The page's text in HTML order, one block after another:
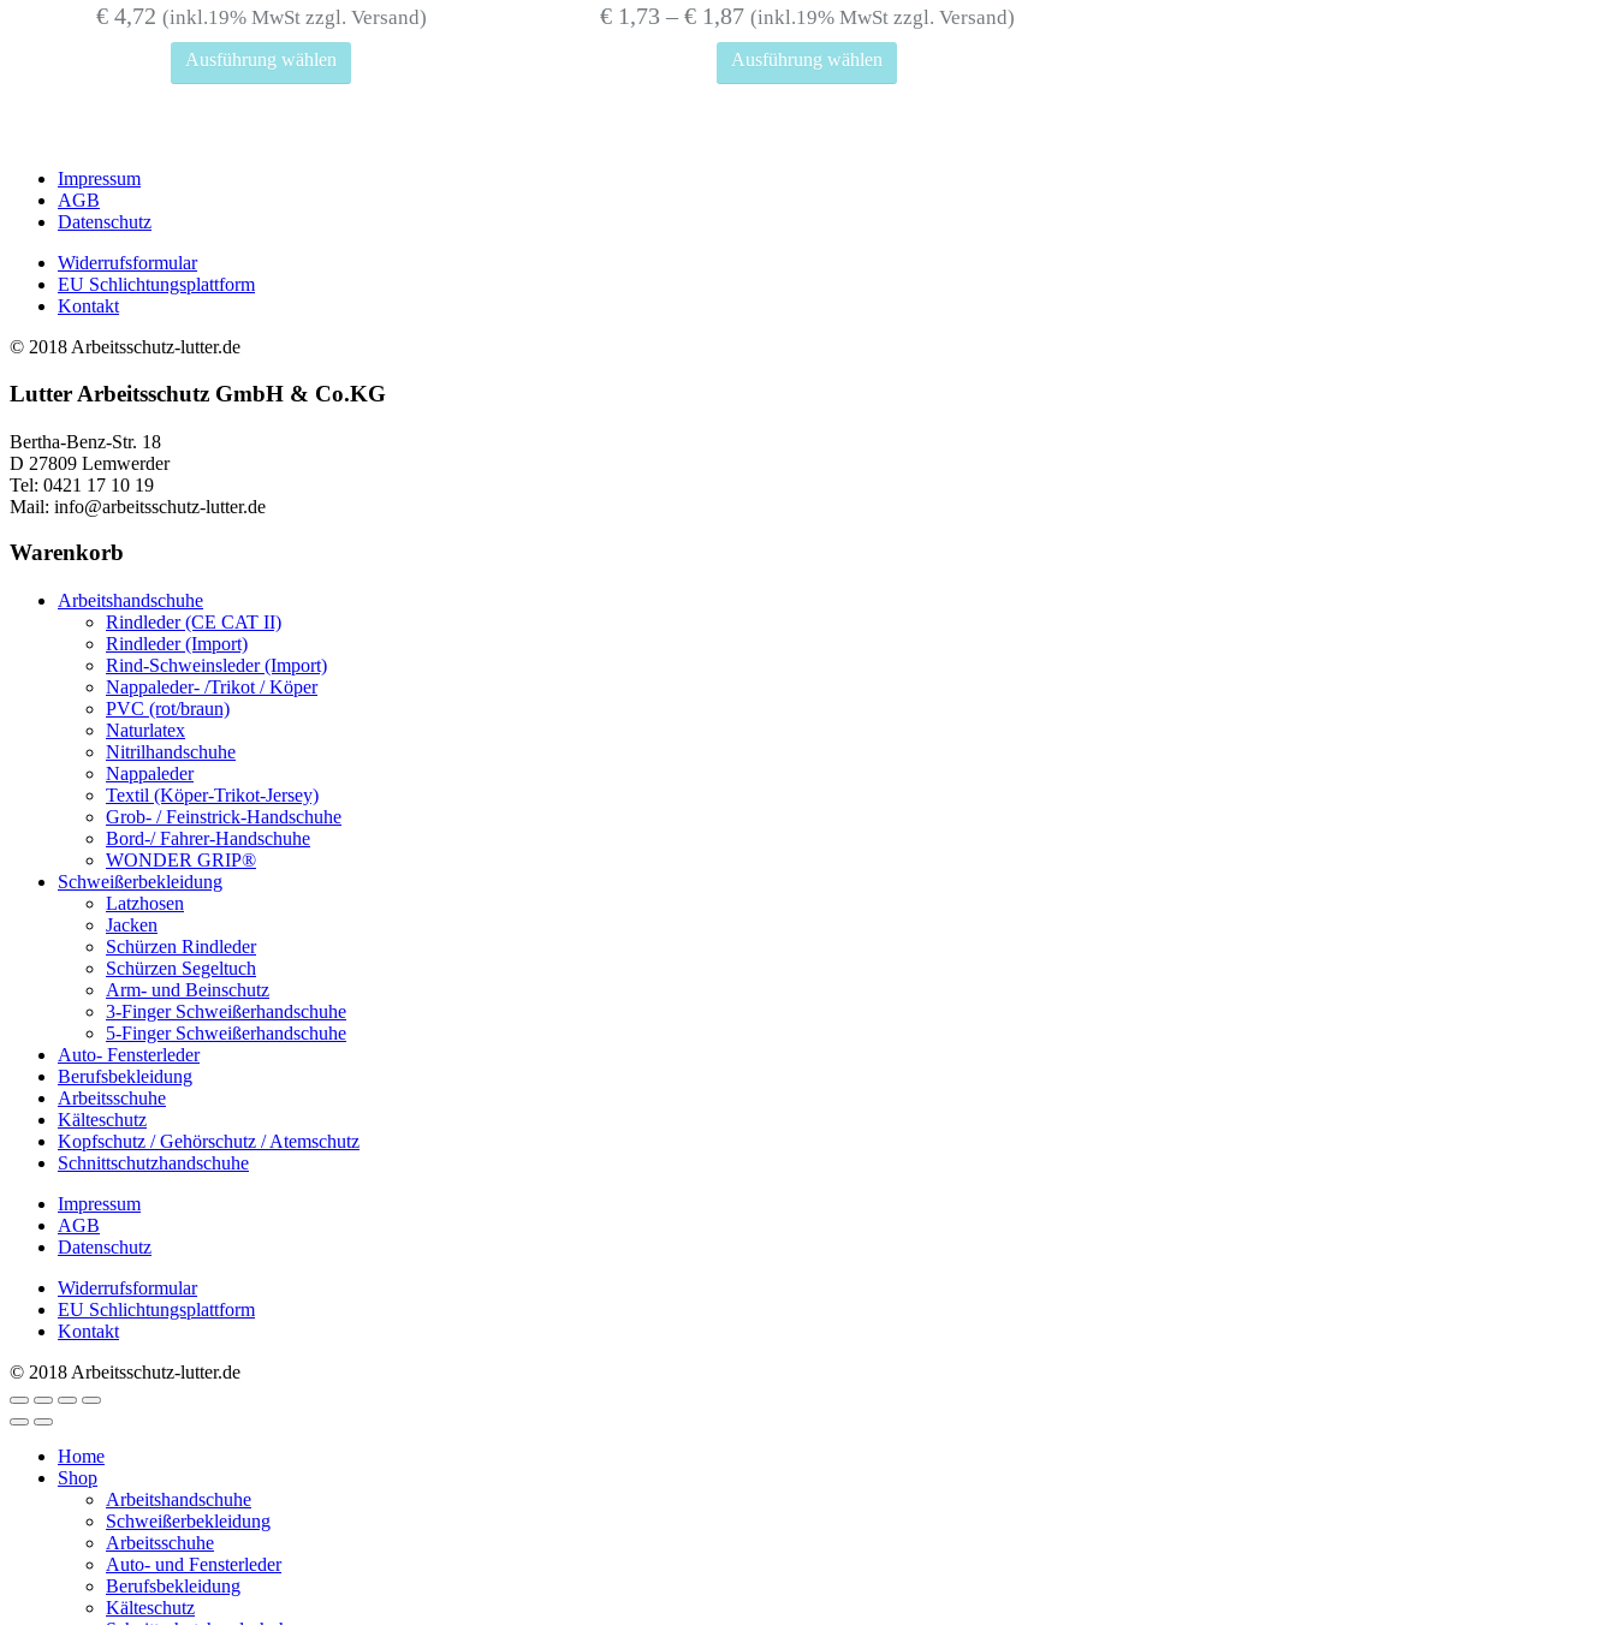
€4,72 (inkl.19% MwSt zzgl. Versand)
Ausführung wählen
Dieses
€1,73– €1,87 (inkl.19% MwSt zzgl. Versand)
Ausführung wählen
Dieses
Impressum
AGB
Datenschutz
Widerrufsformular
EU Schlichtungsplattform
Kontakt
© 2018 Arbeitsschutz-lutter.de
Lutter Arbeitsschutz GmbH & Co.KG
Bertha-Benz-Str. 18
D 27809 Lemwerder
Tel: 0421 17 10 19
Mail: info@arbeitsschutz-lutter.de
Warenkorb
Arbeitshandschuhe
Rindleder (CE CAT II)
Rindleder (Import)
Rind-Schweinsleder (Import)
Nappaleder- /Trikot / Köper
PVC (rot/braun)
Naturlatex
Nitrilhandschuhe
Nappaleder
Textil (Köper-Trikot-Jersey)
Grob- / Feinstrick-Handschuhe
Bord-/ Fahrer-Handschuhe
WONDER GRIP®
Schweißerbekleidung
Latzhosen
Jacken
Schürzen Rindleder
Schürzen Segeltuch
Arm- und Beinschutz
3-Finger Schweißerhandschuhe
5-Finger Schweißerhandschuhe
Auto- Fensterleder
Berufsbekleidung
Arbeitsschuhe
Kälteschutz
Kopfschutz / Gehörschutz / Atemschutz
Schnittschutzhandschuhe
Impressum
AGB
Datenschutz
Widerrufsformular
EU Schlichtungsplattform
Kontakt
© 2018 Arbeitsschutz-lutter.de
Home
Shop
Arbeitshandschuhe
Schweißerbekleidung
Arbeitsschuhe
Auto- und Fensterleder
Berufsbekleidung
Kälteschutz